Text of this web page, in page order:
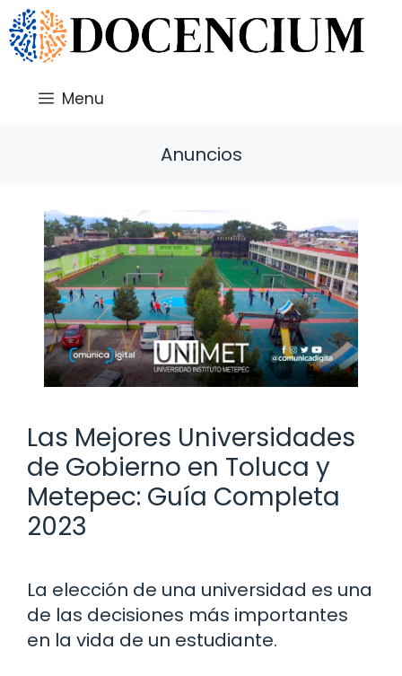
Saltar
al
contenido
Menu
Anuncios
Las Mejores Universidades
de Gobierno en Toluca y
Metepec: Guía Completa
2023
La elección de una universidad es una
de las decisiones más importantes
en la vida de un estudiante.